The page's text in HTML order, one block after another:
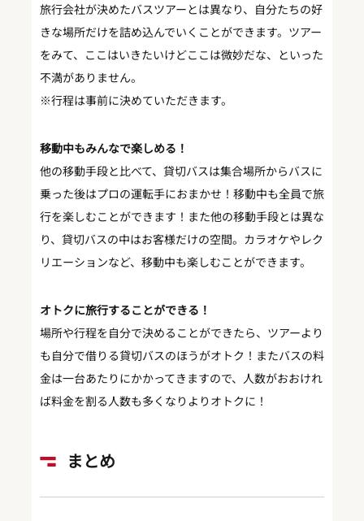
旅行会社が決めたバスツアーとは異なり、自分たちの好
きな場所だけを詰め込んでいくことができます。ツアー
をみて、ここはいきたいけどここは微妙だな、といった
不満がありません。
※行程は事前に決めていただきます。
移動中もみんなで楽しめる！
他の移動手段と比べて、貸切バスは集合場所からバスに
乗った後はプロの運転手におまかせ！移動中も全員で旅
行を楽しむことができます！また他の移動手段とは異な
り、貸切バスの中はお客様だけの空間。カラオケやレク
リエーションなど、移動中も楽しむことができます。
オトクに旅行することができる！
場所や行程を自分で決めることができたら、ツアーより
も自分で借りる貸切バスのほうがオトク！またバスの料
金は一台あたりにかかってきますので、人数がおおけれ
ば料金を割る人数も多くなりよりオトクに！
まとめ